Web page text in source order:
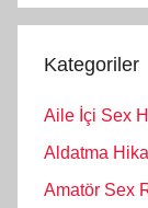
Kategoriler
Aile İçi Sex
Aldatma
Amatör Sex